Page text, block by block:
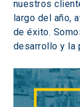
nuestros
largo del año,
de éxito.
desarrollo y la